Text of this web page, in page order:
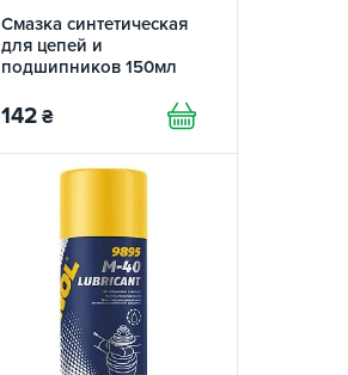
Смазка синтетическая
для цепей и
подшипников 150мл
142 ₴